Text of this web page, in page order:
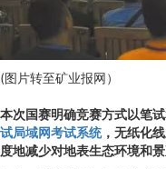
(图片转至矿业报网）
本次国赛明确竞赛方式以笔
试局域网考试系统，无纸化
度地减少对地表生态环境和